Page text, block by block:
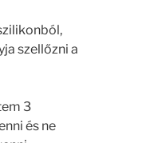
szellőzni a
3
és ne